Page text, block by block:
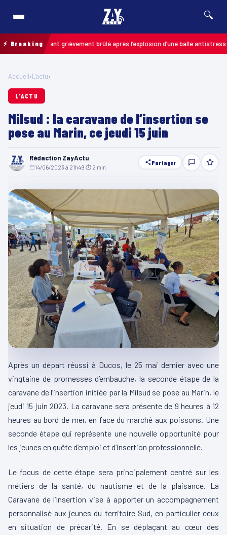
🔍
⚡ Breaking
un enfant grièvement brûlé après l’explosion d’une balle antistress
Accueil›L'actu›
L'ACTU
Milsud : la caravane de l’insertion se
pose au Marin, ce jeudi 15 juin
Rédaction ZayActu
14/06/2023 à 21h49 ⏱ 2 min
Partager
Après un départ réussi à Ducos, le 25 mai dernier avec une
vingtaine de promesses d’embauche, la seconde étape de la
caravane de l’insertion initiée par la Milsud se pose au Marin, le
jeudi 15 juin 2023. La caravane sera présente de 9 heures à 12
heures au bord de mer, en face du marché aux poissons. Une
seconde étape qui représente une nouvelle opportunité pour
les jeunes en quête d’emploi et d’insertion professionnelle.
Le focus de cette étape sera principalement centré sur les
métiers de la santé, du nautisme et de la plaisance. La
Caravane de l’Insertion vise à apporter un accompagnement
personnalisé aux jeunes du territoire Sud, en particulier ceux
en situation de précarité. En se déplaçant au cœur des